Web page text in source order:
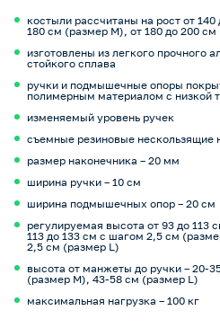
костыли рассчитаны на рост от
180 см (размер M), от 180 до 200
изготовлены из легкого прочного
стойкого сплава
ручки и подмышечные опоры
полимерным материалом с низкой
изменяемый уровень ручек
съемные резиновые нескользящие
размер наконечника – 20 мм
ширина ручки – 10 см
ширина подмышечных опор – 20 см
регулируемая высота от 93 до
113 до 133 см с шагом 2,5 см
2,5 см (размер L)
высота от манжеты до ручки – 20-
(размер M), 43-58 см (размер L)
максимальная нагрузка – 100 кг